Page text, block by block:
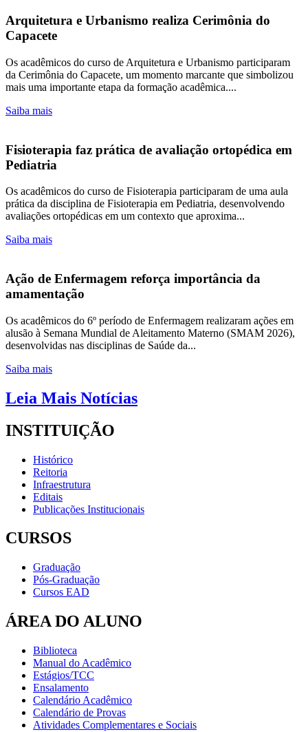
Arquitetura e Urbanismo realiza Cerimônia do
Capacete
Os acadêmicos do curso de Arquitetura e Urbanismo participaram
da Cerimônia do Capacete, um momento marcante que simbolizou
mais uma importante etapa da formação acadêmica....
Saiba mais
Fisioterapia faz prática de avaliação ortopédica em
Pediatria
Os acadêmicos do curso de Fisioterapia participaram de uma aula
prática da disciplina de Fisioterapia em Pediatria, desenvolvendo
avaliações ortopédicas em um contexto que aproxima...
Saiba mais
Ação de Enfermagem reforça importância da
amamentação
Os acadêmicos do 6º período de Enfermagem realizaram ações em
alusão à Semana Mundial de Aleitamento Materno (SMAM 2026),
desenvolvidas nas disciplinas de Saúde da...
Saiba mais
Leia Mais Notícias
INSTITUIÇÃO
Histórico
Reitoria
Infraestrutura
Editais
Publicações Institucionais
CURSOS
Graduação
Pós-Graduação
Cursos EAD
ÁREA DO ALUNO
Biblioteca
Manual do Acadêmico
Estágios/TCC
Ensalamento
Calendário Acadêmico
Calendário de Provas
Atividades Complementares e Sociais